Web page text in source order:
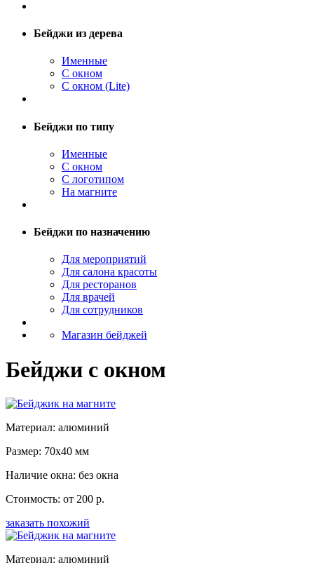
Бейджи из дерева
Именные
С окном
С окном (Lite)
Бейджи по типу
Именные
С окном
С логотипом
На магните
Бейджи по назначению
Для мероприятий
Для салона красоты
Для ресторанов
Для врачей
Для сотрудников
Магазин бейджей
Бейджи с окном
Материал: алюминий
Размер: 70x40 мм
Наличие окна: без окна
Стоимость: от 200 р.
заказать похожий
Материал: алюминий